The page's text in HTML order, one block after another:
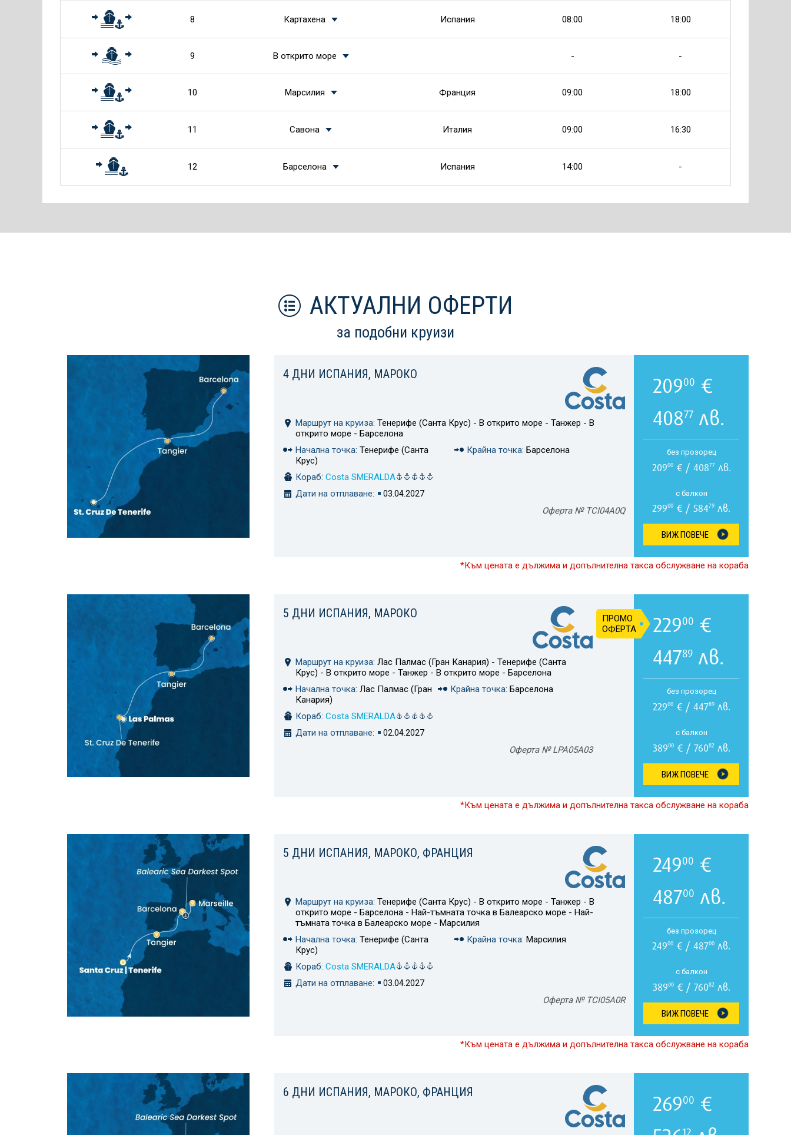
8 Картахена Испания 08:00 18:00
9 В открито море - -
10 Марсилия Франция 09:00 18:00
11 Савона Италия 09:00 16:30
12 Барселона Испания 14:00 -
АКТУАЛНИ ОФЕРТИ
за подобни круизи
4 ДНИ ИСПАНИЯ, МАРОКО
Маршрут на круиза: Тенерифе (Санта Крус) - В открито море - Танжер - В
открито море - Барселона
Начална точка: Тенерифе (Санта
Крус)
Крайна точка: Барселона
Кораб: Costa SMERALDA
Дати на отплаване:
03.04.2027
Оферта № TCI04A0Q
20900 €
40877 лв.
без прозорец
20900€ / 40877лв.
с балкон
29900 € / 58479 лв.
ВИЖ ПОВЕЧЕ
*Към цената е дължима и допълнителна такса обслужване на кораба
5 ДНИ ИСПАНИЯ, МАРОКО
Маршрут на круиза: Лас Палмас (Гран Канария) - Тенерифе (Санта
Крус) - В открито море - Танжер - В открито море - Барселона
Начална точка: Лас Палмас (Гран
Канария)
Крайна точка: Барселона
Кораб: Costa SMERALDA
Дати на отплаване:
02.04.2027
Оферта № LPA05A03
22900 €
44789 лв.
ПРОМО
ОФЕРТА
без прозорец
22900€ / 44789лв.
с балкон
38900€ / 76082лв.
ВИЖ ПОВЕЧЕ
*Към цената е дължима и допълнителна такса обслужване на кораба
5 ДНИ ИСПАНИЯ, МАРОКО, ФРАНЦИЯ
Маршрут на круиза: Тенерифе (Санта Крус) - В открито море - Танжер - В
открито море - Барселона - Най-тъмната точка в Балеарско море - Най-
тъмната точка в Балеарско море - Марсилия
Начална точка: Тенерифе (Санта
Крус)
Крайна точка: Марсилия
Кораб: Costa SMERALDA
Дати на отплаване:
03.04.2027
Оферта № TCI05A0R
24900 €
48700 лв.
без прозорец
24900 € / 48700 лв.
с балкон
38900€ / 76082лв.
ВИЖ ПОВЕЧЕ
*Към цената е дължима и допълнителна такса обслужване на кораба
6 ДНИ ИСПАНИЯ, МАРОКО, ФРАНЦИЯ 26900 €
12